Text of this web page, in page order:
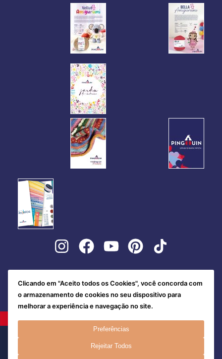
Clicando em "Aceito todos os Cookies", você concorda com
o armazenamento de cookies no seu dispositivo para
melhorar a experiência e navegação no site.
Preferências
Rejeitar Todos